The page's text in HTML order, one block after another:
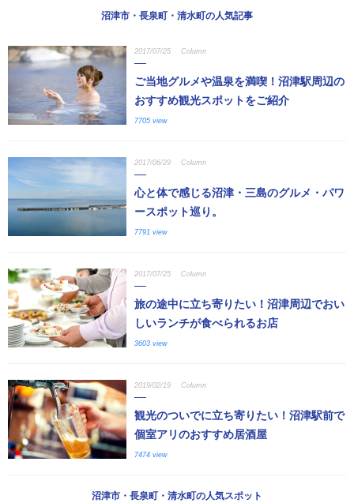
沼津市・長泉町・清水町の人気記事
2017/07/25 Column
ご当地グルメや温泉を満喫！沼津駅周辺の
おすすめ観光スポットをご紹介
7705 view
2017/06/29 Column
心と体で感じる沼津・三島のグルメ・パワ
ースポット巡り。
7791 view
2017/07/25 Column
旅の途中に立ち寄りたい！沼津周辺でおい
しいランチが食べられるお店
3603 view
2019/02/19 Column
観光のついでに立ち寄りたい！沼津駅前で
個室アリのおすすめ居酒屋
7474 view
沼津市・長泉町・清水町の人気スポット